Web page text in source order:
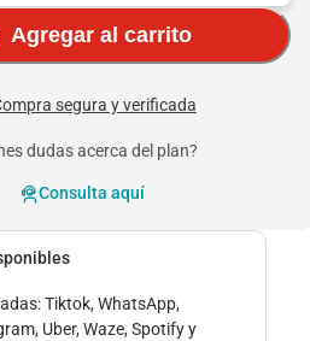
Agregar al carrito
segura y verificada
dudas acerca del plan?
Consulta aquí
Tiktok, WhatsApp,
Uber, Waze, Spotify y